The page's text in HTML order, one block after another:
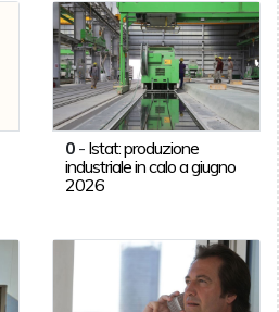
0 - Istat: produzione
industriale in calo a giugno
2026